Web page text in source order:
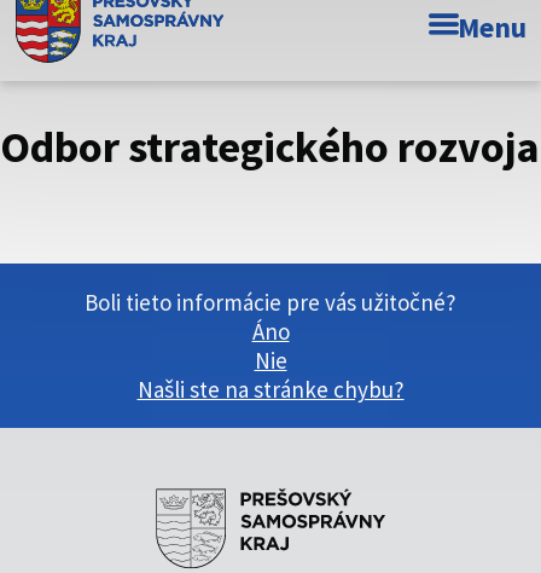
Doména psk.sk je oficiálna
Toto je oficiálna webová stránka Prešovského
Táto stránka je zabezpečená
Menu
Odbor strategického rozvoja
Boli tieto informácie pre vás užitočné?
Áno
Nie
Našli ste na stránke chybu?